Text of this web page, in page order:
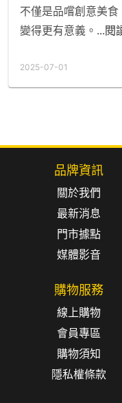
不僅是品嚐創意美
變得更有意義。 ...閱
2025-07-01
品牌資訊
關於我們
最新消息
門市據點
媒體影音
購物服務
線上購物
會員專區
購物須知
隱私權條款